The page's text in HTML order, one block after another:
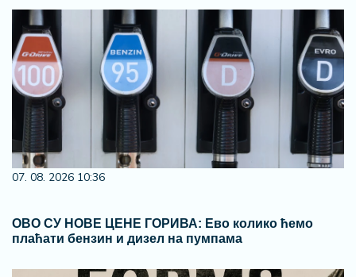
07. 08. 2026 10:36
ОВО СУ НОВЕ ЦЕНЕ ГОРИВА: Ево колико ћемо
плаћати бензин и дизел на пумпама